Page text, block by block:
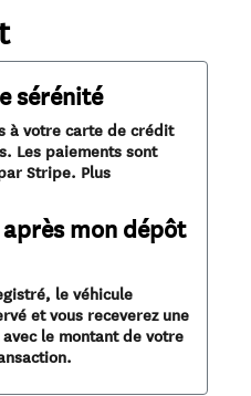
sérénité
à votre carte de crédit
Les paiements sont
Stripe. Plus
mon dépôt
le véhicule
et vous receverez une
le montant de votre